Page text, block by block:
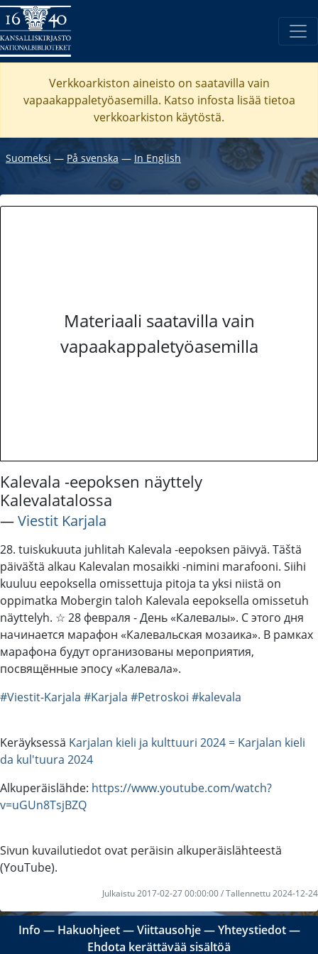
Verkkoarkiston aineisto on saatavilla vain
vapaakappaletyöasemilla. Katso infosta lisää tietoa
verkkoarkiston käytöstä.
Suomeksi ― På svenska ― In English
Materiaali saatavilla vain
vapaakappaletyöasemilla
Kalevala -eepoksen näyttely
Kalevalatalossa
―Viestit Karjala
28. tuiskukuuta juhlitah Kalevala -eepoksen päivyä. Täštä
päiväštä alkau Kalevalan mosaikki -nimini marafooni. Siihi
kuuluu eepoksella omissettuja pitoja ta yksi niistä on
oppimatka Mobergin taloh Kalevala eepoksella omissetuh
näyttelyh. ☆ 28 февраля - День «Калевалы». С этого дня
начинается марафон «Калевальская мозаика». В рамках
марафона будут организованы мероприятия,
посвящённые эпосу «Калевала».
#Viestit-Karjala #Karjala #Petroskoi #kalevala
Keräyksessä Karjalan kieli ja kulttuuri 2024 = Karjalan kieli
da kul'tuura 2024
Alkuperäislähde: https://www.youtube.com/watch?
v=uGUn8TsjBZQ
Sivun kuvailutiedot ovat peräisin alkuperäislähteestä
(YouTube).
Julkaistu 2017-02-27 00:00:00 / Tallennettu 2024-12-24
Info ― Hakuohjeet―Viittausohje―Yhteystiedot―
Ehdota kerättävää sisältöä